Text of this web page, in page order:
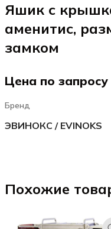
Яшик с
аменитис,
замком
Цена по запросу
Бренд
ЭВИНОКС / EVINOKS
Похожие